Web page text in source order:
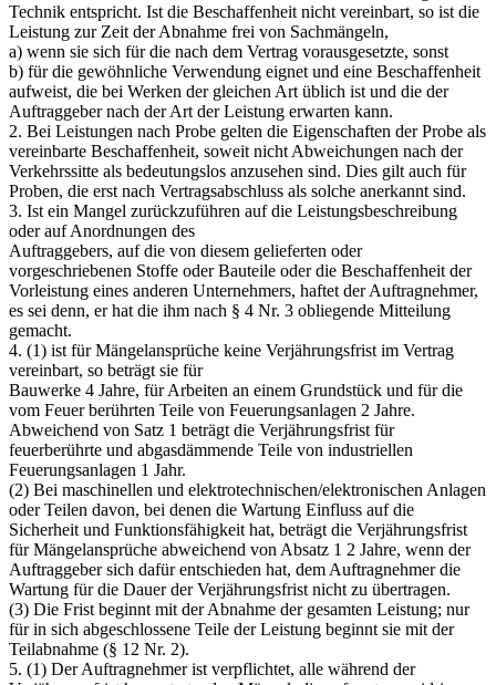
Technik entspricht. Ist die Beschaffenheit nicht vereinbart, so ist die
Leistung zur Zeit der Abnahme frei von Sachmängeln,
a) wenn sie sich für die nach dem Vertrag vorausgesetzte, sonst
b) für die gewöhnliche Verwendung eignet und eine Beschaffenheit
aufweist, die bei Werken der gleichen Art üblich ist und die der
Auftraggeber nach der Art der Leistung erwarten kann.
2. Bei Leistungen nach Probe gelten die Eigenschaften der Probe als
vereinbarte Beschaffenheit, soweit nicht Abweichungen nach der
Verkehrssitte als bedeutungslos anzusehen sind. Dies gilt auch für
Proben, die erst nach Vertragsabschluss als solche anerkannt sind.
3. Ist ein Mangel zurückzuführen auf die Leistungsbeschreibung
oder auf Anordnungen des
Auftraggebers, auf die von diesem gelieferten oder
vorgeschriebenen Stoffe oder Bauteile oder die Beschaffenheit der
Vorleistung eines anderen Unternehmers, haftet der Auftragnehmer,
es sei denn, er hat die ihm nach § 4 Nr. 3 obliegende Mitteilung
gemacht.
4. (1) ist für Mängelansprüche keine Verjährungsfrist im Vertrag
vereinbart, so beträgt sie für
Bauwerke 4 Jahre, für Arbeiten an einem Grundstück und für die
vom Feuer berührten Teile von Feuerungsanlagen 2 Jahre.
Abweichend von Satz 1 beträgt die Verjährungsfrist für
feuerberührte und abgasdämmende Teile von industriellen
Feuerungsanlagen 1 Jahr.
(2) Bei maschinellen und elektrotechnischen/elektronischen Anlagen
oder Teilen davon, bei denen die Wartung Einfluss auf die
Sicherheit und Funktionsfähigkeit hat, beträgt die Verjährungsfrist
für Mängelansprüche abweichend von Absatz 1 2 Jahre, wenn der
Auftraggeber sich dafür entschieden hat, dem Auftragnehmer die
Wartung für die Dauer der Verjährungsfrist nicht zu übertragen.
(3) Die Frist beginnt mit der Abnahme der gesamten Leistung; nur
für in sich abgeschlossene Teile der Leistung beginnt sie mit der
Teilabnahme (§ 12 Nr. 2).
5. (1) Der Auftragnehmer ist verpflichtet, alle während der